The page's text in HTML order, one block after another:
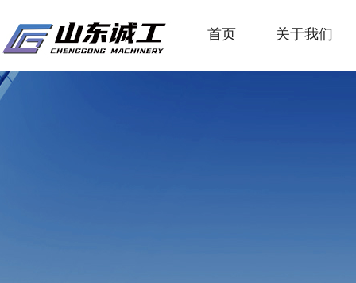
首页 关于我们